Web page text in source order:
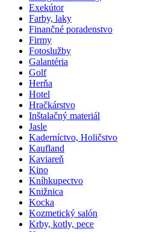
Exekútor
Farby, laky
Finančné poradenstvo
Firmy
Fotoslužby
Galantéria
Golf
Herňa
Hotel
Hračkárstvo
Inštalačný materiál
Jasle
Kaderníctvo, Holičstvo
Kaufland
Kaviareň
Kino
Kníhkupectvo
Knižnica
Kocka
Kozmetický salón
Krby, kotly, pece